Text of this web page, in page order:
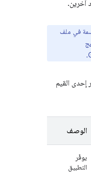
آخرين.
في ملف
إحدى القيم
الوصف
يوفّر
التطبيق